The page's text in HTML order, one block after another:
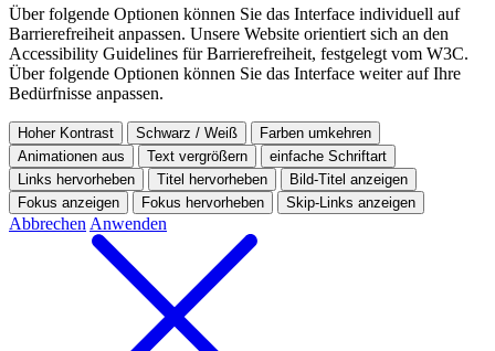
Über folgende Optionen können Sie das Interface individuell auf
Barrierefreiheit anpassen. Unsere Website orientiert sich an den
Accessibility Guidelines für Barrierefreiheit, festgelegt vom W3C.
Über folgende Optionen können Sie das Interface weiter auf Ihre
Bedürfnisse anpassen.
Hoher Kontrast Schwarz / Weiß
Farben umkehren
Animationen aus
Text vergrößern
einfache Schriftart
Links hervorheben
Titel hervorheben
Bild-Titel anzeigen
Fokus anzeigen
Fokus hervorheben Skip-Links anzeigen
Abbrechen Anwenden